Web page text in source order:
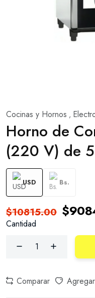
Cocinas y Hornos ,
Horno de
(220 V) de
USD Bs.
$10815.00
Cantidad
Comparar